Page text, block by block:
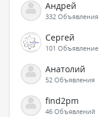
Андрей
332 Объявления
Сергей
101 Объявление
Анатолий
52 Объявления
find2pm
46 Объявлений